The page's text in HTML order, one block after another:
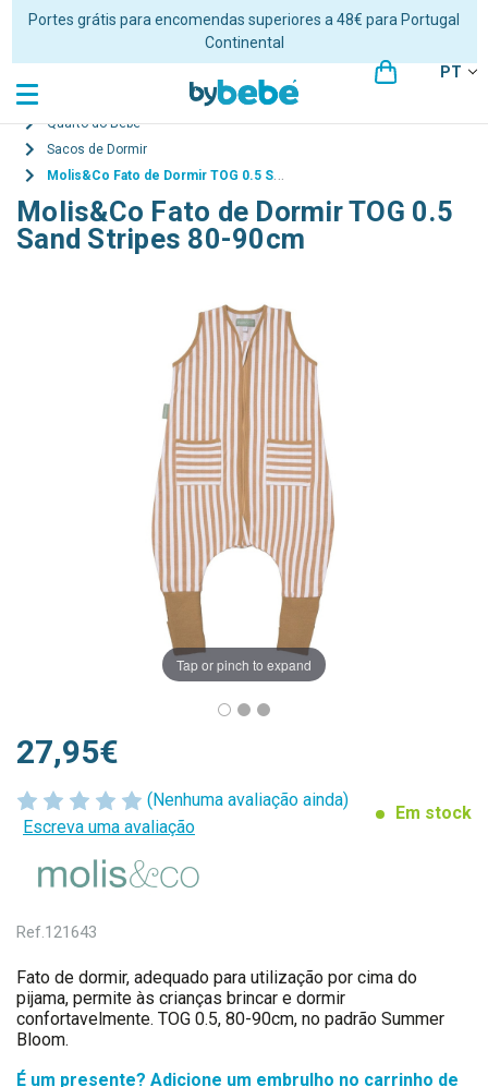
Portes grátis para encomendas superiores a 48€ para Portugal
Continental
PT
Quarto do Bebé
Sacos de Dormir
Molis&Co Fato de Dormir TOG 0.5 Sand Stripes 80-90cm
Molis&Co Fato de Dormir TOG 0.5
Sand Stripes 80-90cm
Tap or pinch to expand
(Nenhuma avaliação ainda)
Escreva uma avaliação
Em stock
27,95€
Ref.121643
Fato de dormir, adequado para utilização por cima do
pijama, permite às crianças brincar e dormir
confortavelmente. TOG 0.5, 80-90cm, no padrão Summer
Bloom.
É um presente? Adicione um embrulho no carrinho de